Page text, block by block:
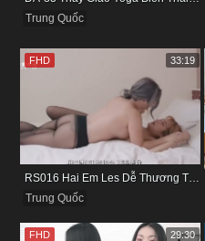
Trung Quốc
Trung Quốc
FHD 33:19
FHD 29:30